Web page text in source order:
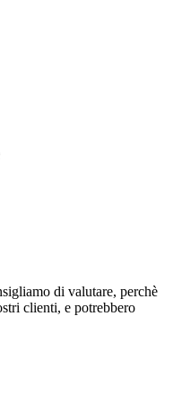
di valutare, perchè
clienti, e potrebbero